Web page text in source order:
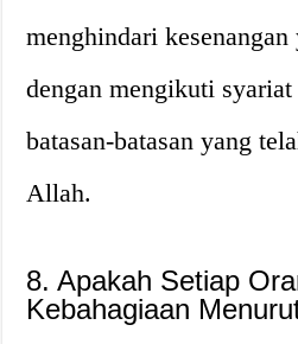
menghindari
dengan mengikuti syariat
batasan-batasan yang
Allah.
8. Apakah Setiap
Kebahagiaan